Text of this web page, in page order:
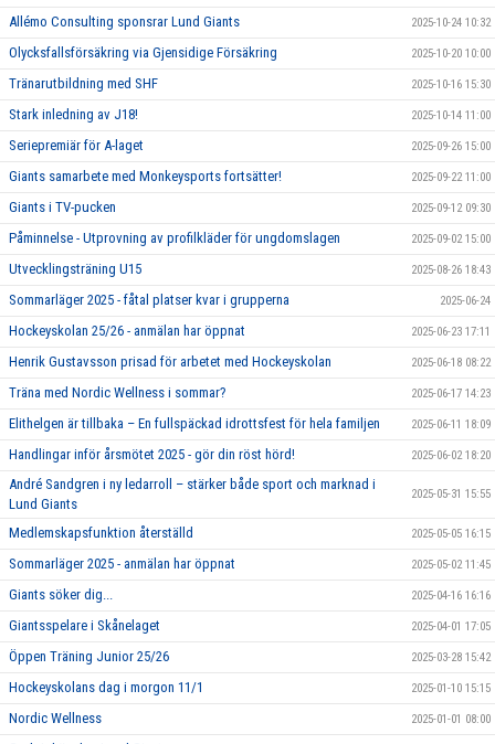
Allémo Consulting sponsrar Lund Giants 2025-10-24 10:32
Olycksfallsförsäkring via Gjensidige Försäkring 2025-10-20 10:00
Tränarutbildning med SHF 2025-10-16 15:30
Stark inledning av J18! 2025-10-14 11:00
Seriepremiär för A-laget 2025-09-26 15:00
Giants samarbete med Monkeysports fortsätter! 2025-09-22 11:00
Giants i TV-pucken 2025-09-12 09:30
Påminnelse - Utprovning av profilkläder för ungdomslagen 2025-09-02 15:00
Utvecklingsträning U15 2025-08-26 18:43
Sommarläger 2025 - fåtal platser kvar i grupperna 2025-06-24
Hockeyskolan 25/26 - anmälan har öppnat 2025-06-23 17:11
Henrik Gustavsson prisad för arbetet med Hockeyskolan 2025-06-18 08:22
Träna med Nordic Wellness i sommar? 2025-06-17 14:23
Elithelgen är tillbaka – En fullspäckad idrottsfest för hela familjen 2025-06-11 18:09
Handlingar inför årsmötet 2025 - gör din röst hörd! 2025-06-02 18:20
André Sandgren i ny ledarroll – stärker både sport och marknad i
Lund Giants
2025-05-31 15:55
Medlemskapsfunktion återställd 2025-05-05 16:15
Sommarläger 2025 - anmälan har öppnat 2025-05-02 11:45
Giants söker dig... 2025-04-16 16:16
Giantsspelare i Skånelaget 2025-04-01 17:05
Öppen Träning Junior 25/26 2025-03-28 15:42
Hockeyskolans dag i morgon 11/1 2025-01-10 15:15
Nordic Wellness 2025-01-01 08:00